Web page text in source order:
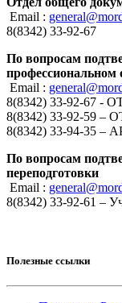
Email :
8(8342) 33-92-67
По вопросам
профессиональном
Email :
8(8342) 33-92-67
8(8342) 33-92-59
8(8342) 33-94-35 –
По вопросам
переподготовки
Email :
8(8342) 33-92-61 –
Полезные ссылки